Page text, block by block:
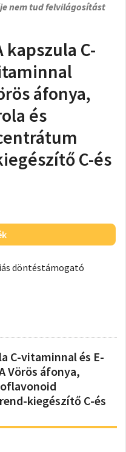
nem tud felvilágosítást
kapszula C-
áfonya,
és
C-és
döntéstámogató
C-vitaminnal és E-
Vörös áfonya,
kiegészítő C-és